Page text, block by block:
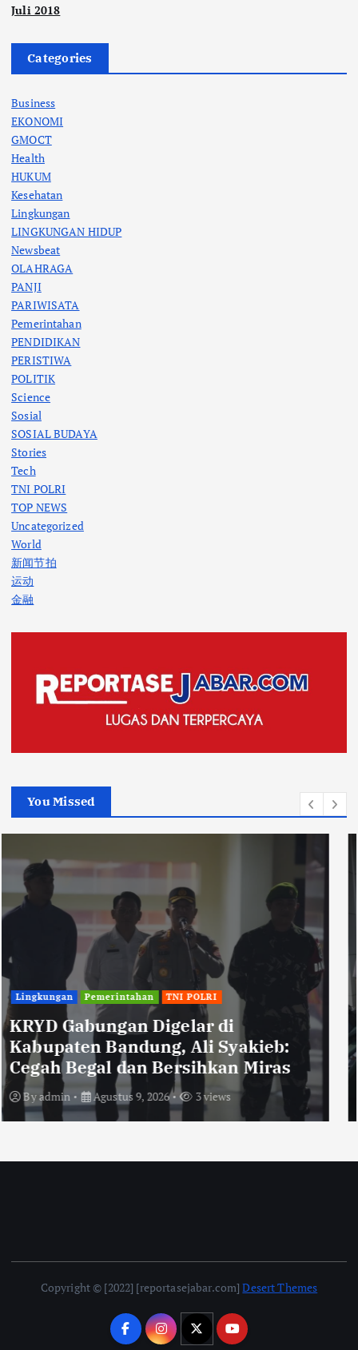
Juli 2018
Categories
Business
EKONOMI
GMOCT
Health
HUKUM
Kesehatan
Lingkungan
LINGKUNGAN HIDUP
Newsbeat
OLAHRAGA
PANJI
PARIWISATA
Pemerintahan
PENDIDIKAN
PERISTIWA
POLITIK
Science
Sosial
SOSIAL BUDAYA
Stories
Tech
TNI POLRI
TOP NEWS
Uncategorized
World
新闻节拍
运动
金融
You Missed
TNI POLRI
Polisi Ungkap Kasus Pengeroyokan
Viral di Tarogong Kaler, Berawal
dari Knalpot Brong
Byadmin Agustus 8, 2026 2 views
Copyright © [2022] [reportasejabar.com]Desert Themes